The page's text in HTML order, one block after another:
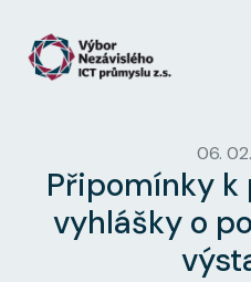
06.
Připomínky k
vyhlášky o